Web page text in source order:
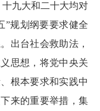
九大和二十大均对
”规划纲要要求健全
出台社会救助法，
思想，将党中央关
根本要求和实践中
来的重要举措，集